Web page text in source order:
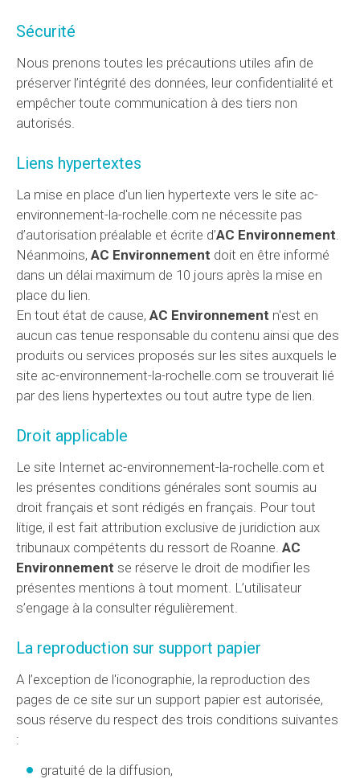
Sécurité
Nous prenons toutes les précautions utiles afin de
préserver l’intégrité des données, leur confidentialité et
empêcher toute communication à des tiers non
autorisés.
Liens hypertextes
La mise en place d'un lien hypertexte vers le site ac-
environnement-la-rochelle.com ne nécessite pas
d’autorisation préalable et écrite d’AC Environnement
Néanmoins, AC Environnement doit en être informé
dans un délai maximum de 10 jours après la mise en
place du lien.
En tout état de cause, AC Environnement n'est en
aucun cas tenue responsable du contenu ainsi que des
produits ou services proposés sur les sites auxquels le
site ac-environnement-la-rochelle.com se trouverait lié
par des liens hypertextes ou tout autre type de lien.
Droit applicable
Le site Internet ac-environnement-la-rochelle.com et
les présentes conditions générales sont soumis au
droit français et sont rédigés en français. Pour tout
litige, il est fait attribution exclusive de juridiction aux
tribunaux compétents du ressort de Roanne. AC
Environnement se réserve le droit de modifier les
présentes mentions à tout moment. L’utilisateur
s’engage à la consulter régulièrement.
La reproduction sur support papier
A l’exception de l'iconographie, la reproduction des
pages de ce site sur un support papier est autorisée,
sous réserve du respect des trois conditions suivantes
:
gratuité de la diffusion,